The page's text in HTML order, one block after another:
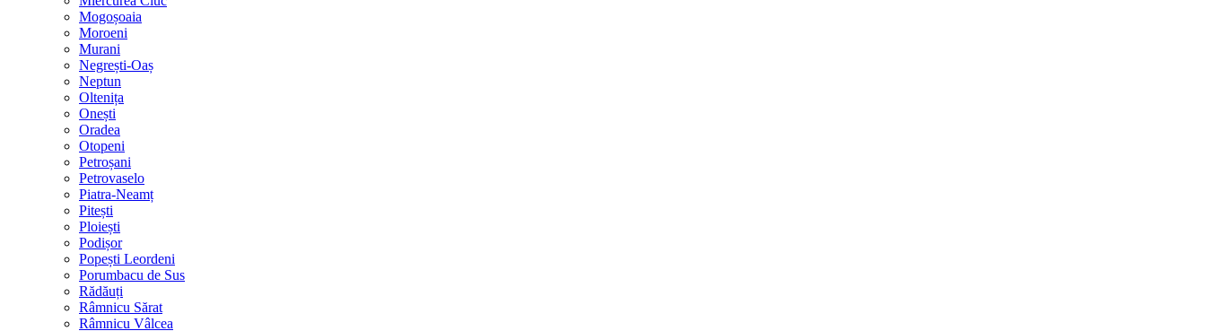
Mogoșoaia
Moroeni
Murani
Negrești-Oaș
Neptun
Oltenița
Onești
Oradea
Otopeni
Petroșani
Petrovaselo
Piatra-Neamț
Pitești
Ploiești
Podișor
Popești Leordeni
Porumbacu de Sus
Rădăuți
Râmnicu Sărat
Râmnicu Vâlcea